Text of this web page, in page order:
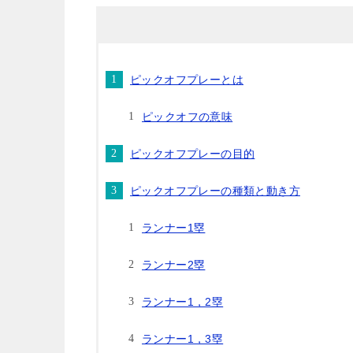
ピックオフプレーとは
ピックオフの意味
ピックオフプレーの目的
ピックオフプレーの種類と動き方
ランナー1塁
ランナー2塁
ランナー1，2塁
ランナー1，3塁